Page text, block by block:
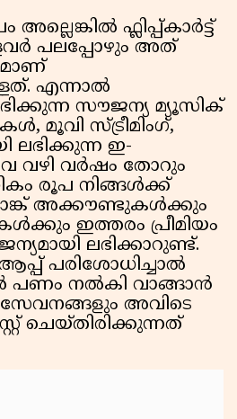
ഫ്ലിപ്പ്കാർട്ട്
പലപ്പോഴും അത്
എന്നാൽ
സൗജന്യ മ്യൂസിക്
മൂവി സ്ട്രീമിംഗ്,
ലഭിക്കുന്ന ഇ-
വഴി വർഷം തോറും
രൂപ നിങ്ങൾക്ക്
അക്കൗണ്ടുകൾക്കും
ഇത്തരം പ്രീമിയം
ലഭിക്കാറുണ്ട്.
പരിശോധിച്ചാൽ
പണം നൽകി വാങ്ങാൻ
സേവനങ്ങളും അവിടെ
ചെയ്തിരിക്കുന്നത്